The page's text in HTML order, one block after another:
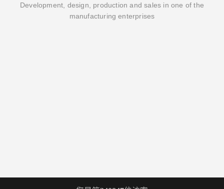
Development, design, production and sales in one of the
manufacturing enterprises